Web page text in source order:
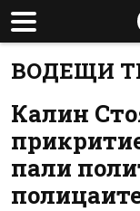
ВОДЕЩИ
Калин
пали